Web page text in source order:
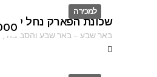
למכירה
ID
שכונת הפארק נחל
באר שבע–באר שבע והסביבה ,